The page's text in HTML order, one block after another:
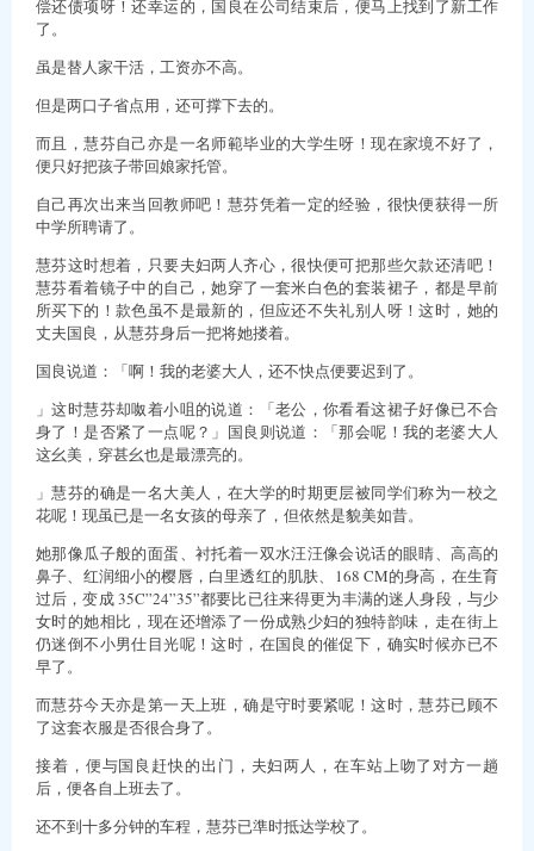
偿还债项呀！还幸运的，国良在公司结束后，便马上找到了新工作
了。
虽是替人家干活，工资亦不高。
但是两口子省点用，还可撑下去的。
而且，慧芬自己亦是一名师範毕业的大学生呀！现在家境不好了，
便只好把孩子带回娘家托管。
自己再次出来当回教师吧！慧芬凭着一定的经验，很快便获得一所
中学所聘请了。
慧芬这时想着，只要夫妇两人齐心，很快便可把那些欠款还清吧！
慧芬看着镜子中的自己，她穿了一套米白色的套装裙子，都是早前
所买下的！款色虽不是最新的，但应还不失礼别人呀！这时，她的
丈夫国良，从慧芬身后一把将她搂着。
国良说道：「啊！我的老婆大人，还不快点便要迟到了。
」这时慧芬却呶着小咀的说道：「老公，你看看这裙子好像已不合
身了！是否紧了一点呢？」国良则说道：「那会呢！我的老婆大人
这幺美，穿甚幺也是最漂亮的。
」慧芬的确是一名大美人，在大学的时期更层被同学们称为一校之
花呢！现虽已是一名女孩的母亲了，但依然是貌美如昔。
她那像瓜子般的面蛋、衬托着一双水汪汪像会说话的眼睛、高高的
鼻子、红润细小的樱唇，白里透红的肌肤、168 CM的身高，在生育
过后，变成 35C”24”35”都要比已往来得更为丰满的迷人身段，与少
女时的她相比，现在还增添了一份成熟少妇的独特韵味，走在街上
仍迷倒不小男仕目光呢！这时，在国良的催促下，确实时候亦已不
早了。
而慧芬今天亦是第一天上班，确是守时要紧呢！这时，慧芬已顾不
了这套衣服是否很合身了。
接着，便与国良赶快的出门，夫妇两人，在车站上吻了对方一趟
后，便各自上班去了。
还不到十多分钟的车程，慧芬已準时抵达学校了。